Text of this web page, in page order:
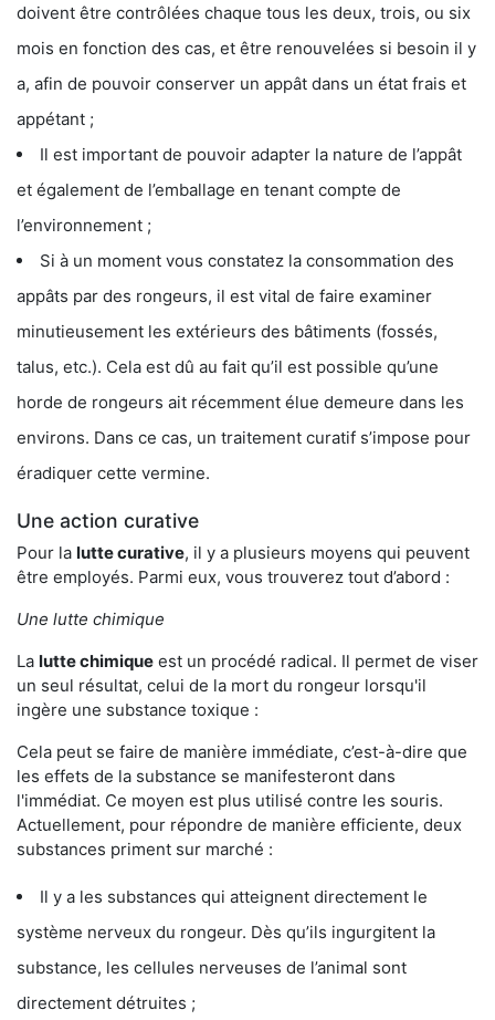
doivent être contrôlées chaque tous les deux, trois, ou six
mois en fonction des cas, et être renouvelées si besoin il y
a, afin de pouvoir conserver un appât dans un état frais et
appétant ;
Il est important de pouvoir adapter la nature de l’appât
et également de l’emballage en tenant compte de
l’environnement ;
Si à un moment vous constatez la consommation des
appâts par des rongeurs, il est vital de faire examiner
minutieusement les extérieurs des bâtiments (fossés,
talus, etc.). Cela est dû au fait qu’il est possible qu’une
horde de rongeurs ait récemment élue demeure dans les
environs. Dans ce cas, un traitement curatif s’impose pour
éradiquer cette vermine.
Une action curative
Pour la lutte curative, il y a plusieurs moyens qui peuvent
être employés. Parmi eux, vous trouverez tout d’abord :
Une lutte chimique
La lutte chimique est un procédé radical. Il permet de viser
un seul résultat, celui de la mort du rongeur lorsqu'il
ingère une substance toxique :
Cela peut se faire de manière immédiate, c’est-à-dire que
les effets de la substance se manifesteront dans
l'immédiat. Ce moyen est plus utilisé contre les souris.
Actuellement, pour répondre de manière efficiente, deux
substances priment sur marché :
Il y a les substances qui atteignent directement le
système nerveux du rongeur. Dès qu’ils ingurgitent la
substance, les cellules nerveuses de l’animal sont
directement détruites ;